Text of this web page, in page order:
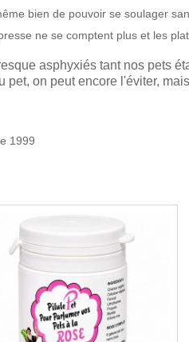
bien de pouvoir se soulager
ne se comptent plus et les
asphyxiés tant nos pets
on peut encore l'éviter,
1999